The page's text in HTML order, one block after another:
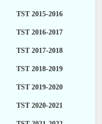
TST 2015-2016
TST 2016-2017
TST 2017-2018
TST 2018-2019
TST 2019-2020
TST 2020-2021